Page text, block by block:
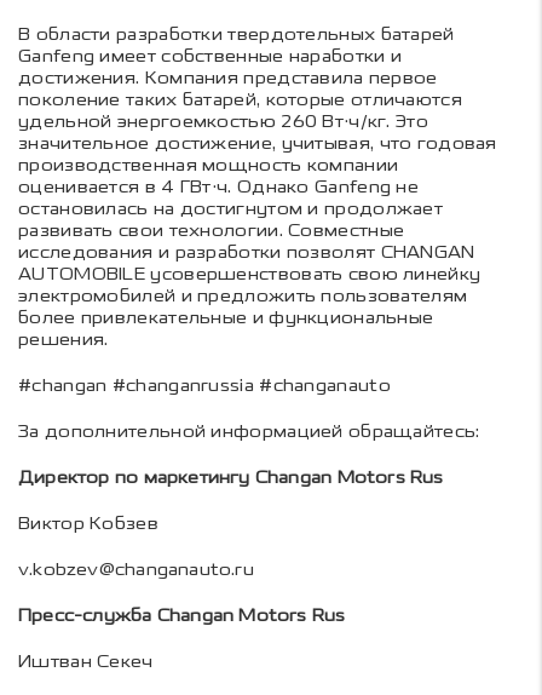
В области разработки твердотельных батарей
Ganfeng имеет собственные наработки и
достижения. Компания представила первое
поколение таких батарей, которые отличаются
удельной энергоемкостью 260 Вт·ч/кг. Это
значительное достижение, учитывая, что годовая
производственная мощность компании
оценивается в 4 ГВт·ч. Однако Ganfeng не
остановилась на достигнутом и продолжает
развивать свои технологии. Совместные
исследования и разработки позволят CHANGAN
AUTOMOBILE усовершенствовать свою линейку
электромобилей и предложить пользователям
более привлекательные и функциональные
решения.
#changan #changanrussia #changanauto
За дополнительной информацией обращайтесь:
Директор по маркетингу Changan Motors Rus
Виктор Кобзев
v.kobzev@changanauto.ru
Пресс-служба Changan Motors Rus
Иштван Секеч